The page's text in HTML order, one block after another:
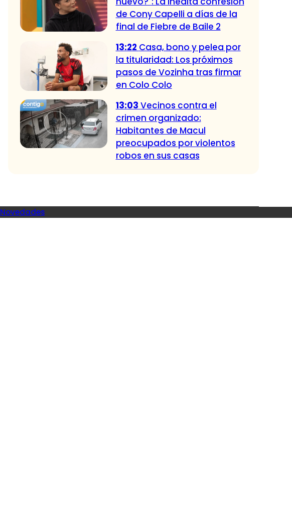
de Cony Capelli a días de la
final de Fiebre de Baile 2
13:22 Casa, bono y pelea por
la titularidad: Los próximos
pasos de Vozinha tras firmar
en Colo Colo
13:03 Vecinos contra el
crimen organizado:
Habitantes de Macul
preocupados por violentos
robos en sus casas
Novedades